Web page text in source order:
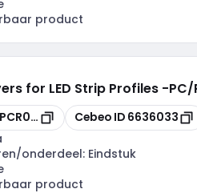
product
for LED Strip Profiles -PC/
Kopiëren
Cebeo ID 6636033
onderdeel: Eindstuk
product